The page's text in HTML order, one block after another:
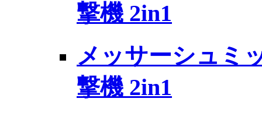
撃機 2in1
メッサーシュミ
撃機 2in1